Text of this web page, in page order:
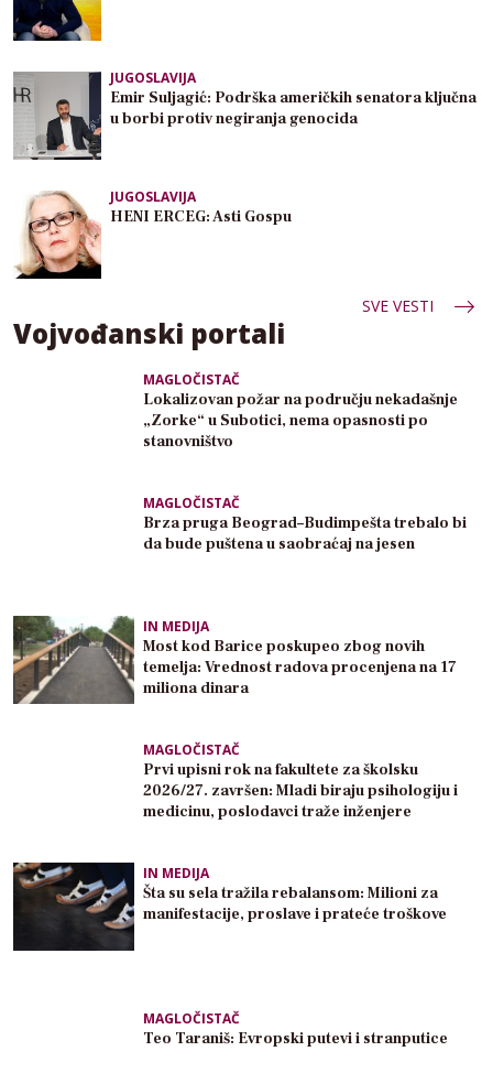
JUGOSLAVIJA
Emir Suljagić: Podrška američkih senatora ključna
u borbi protiv negiranja genocida
JUGOSLAVIJA
HENI ERCEG: Asti Gospu
SVE VESTI
Vojvođanski portali
MAGLOČISTAČ
Lokalizovan požar na području nekadašnje
„Zorke“ u Subotici, nema opasnosti po
stanovništvo
MAGLOČISTAČ
Brza pruga Beograd–Budimpešta trebalo bi
da bude puštena u saobraćaj na jesen
IN MEDIJA
Most kod Barice poskupeo zbog novih
temelja: Vrednost radova procenjena na 17
miliona dinara
MAGLOČISTAČ
Prvi upisni rok na fakultete za školsku
2026/27. završen: Mladi biraju psihologiju i
medicinu, poslodavci traže inženjere
IN MEDIJA
Šta su sela tražila rebalansom: Milioni za
manifestacije, proslave i prateće troškove
MAGLOČISTAČ
Teo Taraniš: Evropski putevi i stranputice